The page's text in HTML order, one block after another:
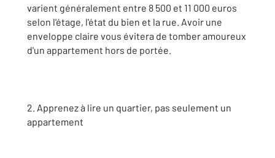
varient généralement entre 8 500 et 11 000 euros
selon l'étage, l'état du bien et la rue. Avoir une
enveloppe claire vous évitera de tomber amoureux
d'un appartement hors de portée.
2. Apprenez à lire un quartier, pas seulement un
appartement